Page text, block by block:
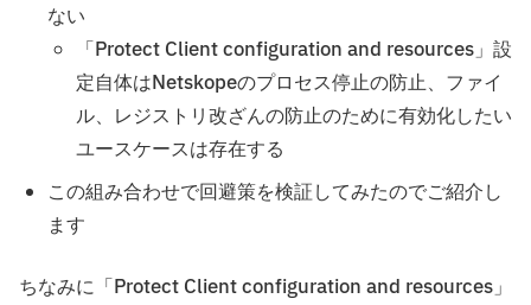
ない
「Protect Client configuration and resources」設
定自体はNetskopeのプロセス停止の防止、ファイ
ル、レジストリ改ざんの防止のために有効化したい
ユースケースは存在する
この組み合わせで回避策を検証してみたのでご紹介し
ます
ちなみに「Protect Client configuration and resources」